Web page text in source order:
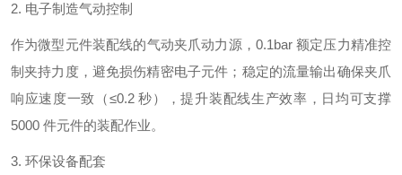
2. 电子制造气动控制
作为微型元件装配线的气动夹爪动力源，0.1bar 额定压力精准控
制夹持力度，避免损伤精密电子元件；稳定的流量输出确保夹爪
响应速度一致（≤0.2 秒），提升装配线生产效率，日均可支撑
5000 件元件的装配作业。
3. 环保设备配套